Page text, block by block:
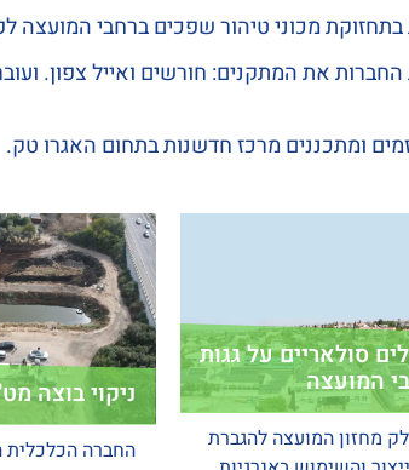
מכוני טיהור שפכים ברחבי המועצה
את המתקנים: חורשים ואייל צפון.
ומתכננים מרכז חדשנות בתחום האגרו טק.
על גגות
המועצה להגברת
ניקוי בוצה מט"ש
החברה הכלכלית